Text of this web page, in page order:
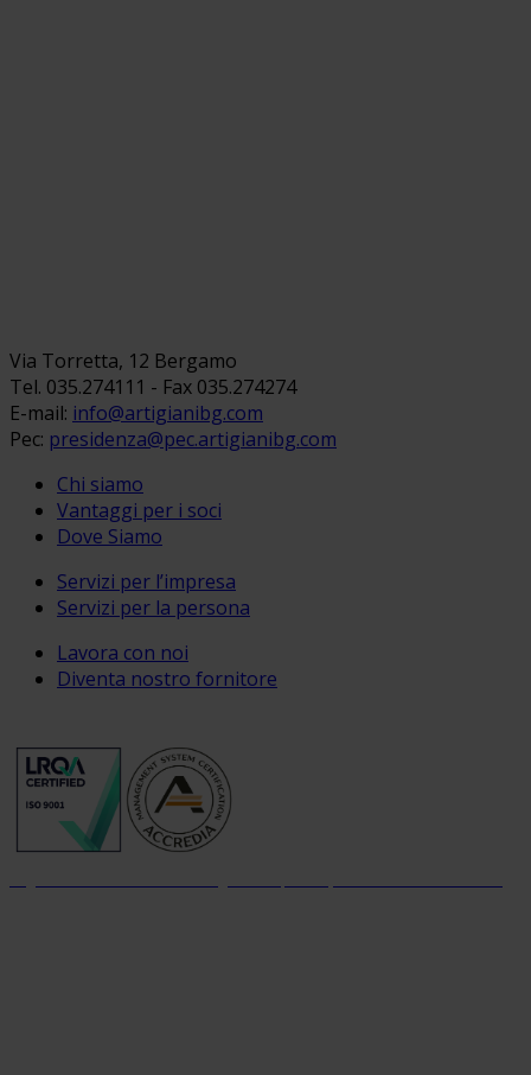
Via Torretta, 12 Bergamo
Tel. 035.274111 - Fax 035.274274
E-mail: info@artigianibg.com
Pec: presidenza@pec.artigianibg.com
Chi siamo
Vantaggi per i soci
Dove Siamo
Servizi per l’impresa
Servizi per la persona
Lavora con noi
Diventa nostro fornitore